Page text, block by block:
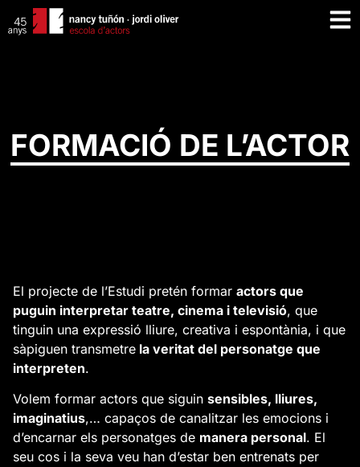
FORMACIÓ DE L’ACTOR
El projecte de l’Estudi pretén formar actors que
puguin interpretar teatre, cinema i televisió, que
tinguin una expressió lliure, creativa i espontània, i que
sàpiguen transmetre la veritat del personatge que
interpreten.
Volem formar actors que siguin sensibles, lliures,
imaginatius,… capaços de canalitzar les emocions i
d’encarnar els personatges de manera personal. El
seu cos i la seva veu han d’estar ben entrenats per